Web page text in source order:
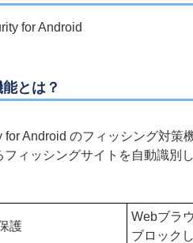
for Android
とは？
for Android のフィッシング対
フィッシングサイトを自動識別
護
Webブラ
ブロック